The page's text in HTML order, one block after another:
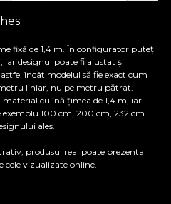
fixă de 1,4 m. În configurator puteți
designul poate fi ajustat și
încât modelul să fie exact cum
liniar, nu pe metru pătrat.
cu înălțimea de 1,4 m, iar
100 cm, 200 cm, 232 cm
ales.
produsul real poate prezenta
cele vizualizate online.